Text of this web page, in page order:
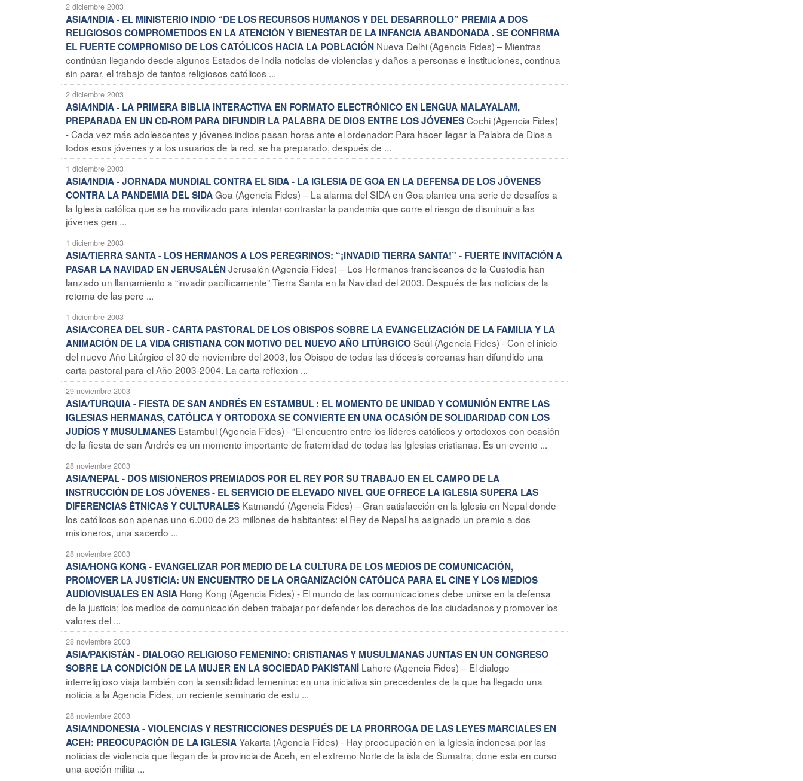
2 diciembre 2003
ASIA/INDIA - EL MINISTERIO INDIO “DE LOS RECURSOS HUMANOS Y DEL DESARROLLO” PREMIA A DOS
RELIGIOSOS COMPROMETIDOS EN LA ATENCIÓN Y BIENESTAR DE LA INFANCIA ABANDONADA . SE CONFIRMA
EL FUERTE COMPROMISO DE LOS CATÓLICOS HACIA LA POBLACIÓN Nueva Delhi (Agencia Fides) – Mientras
continúan llegando desde algunos Estados de India noticias de violencias y daños a personas e instituciones, continua
sin parar, el trabajo de tantos religiosos católicos ...
2 diciembre 2003
ASIA/INDIA - LA PRIMERA BIBLIA INTERACTIVA EN FORMATO ELECTRÓNICO EN LENGUA MALAYALAM,
PREPARADA EN UN CD-ROM PARA DIFUNDIR LA PALABRA DE DIOS ENTRE LOS JÓVENESCochi (Agencia Fides)
- Cada vez más adolescentes y jóvenes indios pasan horas ante el ordenador: Para hacer llegar la Palabra de Dios a
todos esos jóvenes y a los usuarios de la red, se ha preparado, después de ...
1 diciembre 2003
ASIA/INDIA - JORNADA MUNDIAL CONTRA EL SIDA - LA IGLESIA DE GOA EN LA DEFENSA DE LOS JÓVENES
CONTRA LA PANDEMIA DEL SIDAGoa (Agencia Fides) – La alarma del SIDA en Goa plantea una serie de desafíos a
la Iglesia católica que se ha movilizado para intentar contrastar la pandemia que corre el riesgo de disminuir a las
jóvenes gen ...
1 diciembre 2003
ASIA/TIERRA SANTA - LOS HERMANOS A LOS PEREGRINOS: “¡INVADID TIERRA SANTA!” - FUERTE INVITACIÓN A
PASAR LA NAVIDAD EN JERUSALÉNJerusalén (Agencia Fides) – Los Hermanos franciscanos de la Custodia han
lanzado un llamamiento a “invadir pacíficamente” Tierra Santa en la Navidad del 2003. Después de las noticias de la
retoma de las pere ...
1 diciembre 2003
ASIA/COREA DEL SUR - CARTA PASTORAL DE LOS OBISPOS SOBRE LA EVANGELIZACIÓN DE LA FAMILIA Y LA
ANIMACIÓN DE LA VIDA CRISTIANA CON MOTIVO DEL NUEVO AÑO LITÚRGICOSeúl (Agencia Fides) - Con el inicio
del nuevo Año Litúrgico el 30 de noviembre del 2003, los Obispo de todas las diócesis coreanas han difundido una
carta pastoral para el Año 2003-2004. La carta reflexion ...
29 noviembre 2003
ASIA/TURQUIA - FIESTA DE SAN ANDRÉS EN ESTAMBUL : EL MOMENTO DE UNIDAD Y COMUNIÓN ENTRE LAS
IGLESIAS HERMANAS, CATÓLICA Y ORTODOXA SE CONVIERTE EN UNA OCASIÓN DE SOLIDARIDAD CON LOS
JUDÍOS Y MUSULMANES Estambul (Agencia Fides) - “El encuentro entre los líderes católicos y ortodoxos con ocasión
de la fiesta de san Andrés es un momento importante de fraternidad de todas las Iglesias cristianas. Es un evento ...
28 noviembre 2003
ASIA/NEPAL - DOS MISIONEROS PREMIADOS POR EL REY POR SU TRABAJO EN EL CAMPO DE LA
INSTRUCCIÓN DE LOS JÓVENES - EL SERVICIO DE ELEVADO NIVEL QUE OFRECE LA IGLESIA SUPERA LAS
DIFERENCIAS ÉTNICAS Y CULTURALES Katmandú (Agencia Fides) – Gran satisfacción en la Iglesia en Nepal donde
los católicos son apenas uno 6.000 de 23 millones de habitantes: el Rey de Nepal ha asignado un premio a dos
misioneros, una sacerdo ...
28 noviembre 2003
ASIA/HONG KONG - EVANGELIZAR POR MEDIO DE LA CULTURA DE LOS MEDIOS DE COMUNICACIÓN,
PROMOVER LA JUSTICIA: UN ENCUENTRO DE LA ORGANIZACIÓN CATÓLICA PARA EL CINE Y LOS MEDIOS
AUDIOVISUALES EN ASIA Hong Kong (Agencia Fides) - El mundo de las comunicaciones debe unirse en la defensa
de la justicia; los medios de comunicación deben trabajar por defender los derechos de los ciudadanos y promover los
valores del ...
28 noviembre 2003
ASIA/PAKISTÁN - DIALOGO RELIGIOSO FEMENINO: CRISTIANAS Y MUSULMANAS JUNTAS EN UN CONGRESO
SOBRE LA CONDICIÓN DE LA MUJER EN LA SOCIEDAD PAKISTANÍ Lahore (Agencia Fides) – El dialogo
interreligioso viaja también con la sensibilidad femenina: en una iniciativa sin precedentes de la que ha llegado una
noticia a la Agencia Fides, un reciente seminario de estu ...
28 noviembre 2003
ASIA/INDONESIA - VIOLENCIAS Y RESTRICCIONES DESPUÉS DE LA PRORROGA DE LAS LEYES MARCIALES EN
ACEH: PREOCUPACIÓN DE LA IGLESIAYakarta (Agencia Fides) - Hay preocupación en la Iglesia indonesa por las
noticias de violencia que llegan de la provincia de Aceh, en el extremo Norte de la isla de Sumatra, done esta en curso
una acción milita ...